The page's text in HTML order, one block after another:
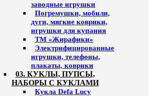
заводные игрушки
Погремушки, мобили,
дуги, мягкие коврики,
игрушки для купания
ТМ «Жирафики»
Электрифицированные
игрушки, телефоны,
плакаты, коврики
03. КУКЛЫ, ПУПСЫ,
НАБОРЫ С КУКЛАМИ
Кукла Defa Lucy